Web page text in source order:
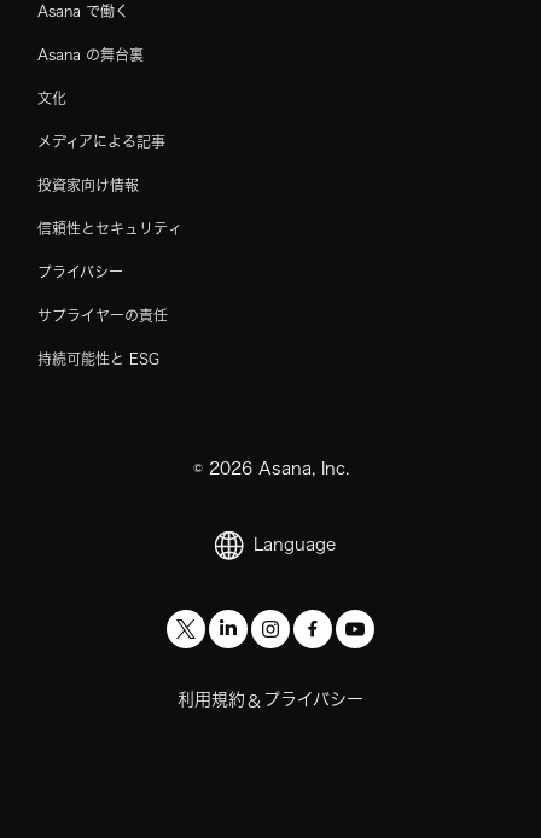
Asana で働く
Asana の舞台裏
文化
メディアによる記事
投資家向け情報
信頼性とセキュリティ
プライバシー
サプライヤーの責任
持続可能性と ESG
© 2026Asana, Inc.
Language
利用規約 & プライバシー